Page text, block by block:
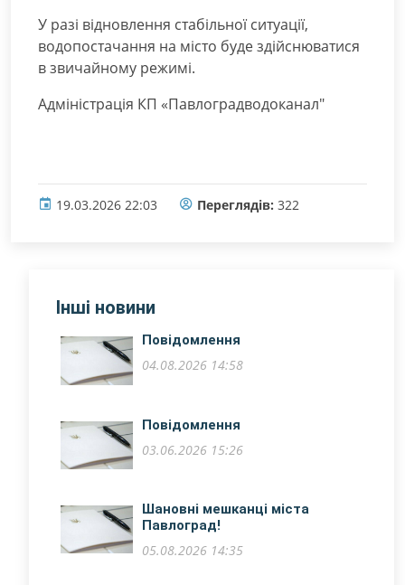
У разі відновлення стабільної ситуації,
водопостачання на місто буде здійснюватися
в звичайному режимі.
Адміністрація КП «Павлоградводоканал"
19.03.2026 22:03 Переглядів: 322
Інші новини
Повідомлення
04.08.2026 14:58
Повідомлення
03.06.2026 15:26
Шановні мешканці міста
Павлоград!
05.08.2026 14:35